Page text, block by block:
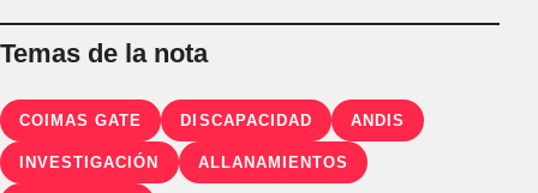
Temas de la nota
COIMAS GATE DISCAPACIDAD ANDIS
INVESTIGACIÓN ALLANAMIENTOS